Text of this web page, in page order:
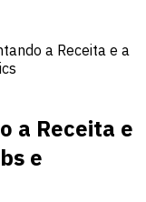
a Receita e a
a Receita e
e